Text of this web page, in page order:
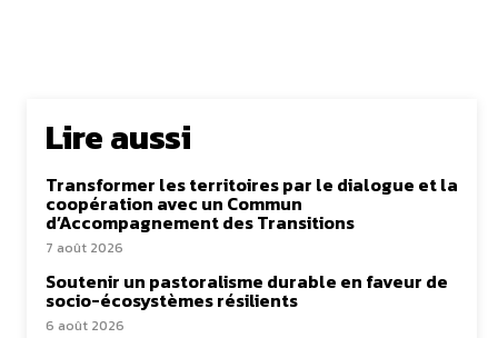
Lire aussi
Transformer les territoires par le dialogue et la
coopération avec un Commun
d’Accompagnement des Transitions
7 août 2026
Soutenir un pastoralisme durable en faveur de
socio-écosystèmes résilients
6 août 2026